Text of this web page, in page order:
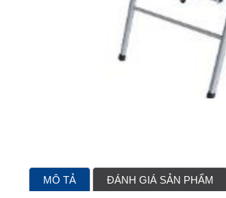
MÔ TẢ ĐÁNH GIÁ SẢN PHẨM